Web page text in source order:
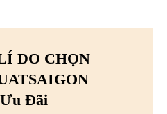
DO CHỌN
Đãi